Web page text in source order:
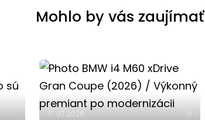
Mohlo by vás zaujímať
17.07.2026 0